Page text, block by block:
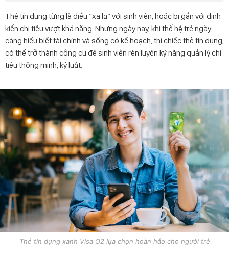
Thẻ tín dụng từng là điều “xa lạ” với sinh viên, hoặc bị gắn với định
kiến chi tiêu vượt khả năng. Nhưng ngày nay, khi thế hệ trẻ ngày
càng hiểu biết tài chính và sống có kế hoạch, thì chiếc thẻ tín dụng,
có thể trở thành công cụ để sinh viên rèn luyện kỹ năng quản lý chi
tiêu thông minh, kỷ luật.
Thẻ tín dụng xanh Visa O2 lựa chọn hoàn hảo cho người trẻ